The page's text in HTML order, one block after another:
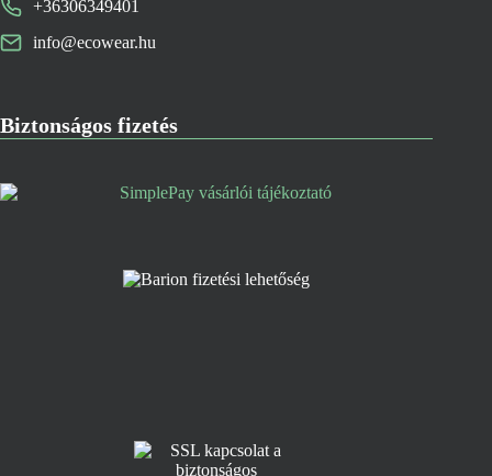
+36306349401
info@ecowear.hu
Biztonságos fizetés